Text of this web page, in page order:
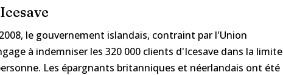
le gouvernement islandais, contraint par l'Union
à indemniser les 320 000 clients d'Icesave dans la limite
Les épargnants britanniques et néerlandais ont été